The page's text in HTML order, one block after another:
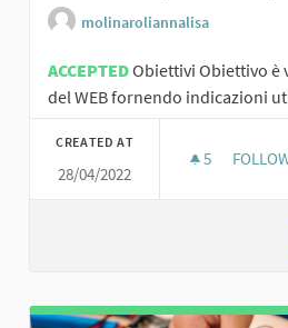
molinaroliannalisa
ACCEPTEDObiettivi Obiettivo è
del WEB fornendo indicazioni
CREATED AT
28/04/2022
5 5